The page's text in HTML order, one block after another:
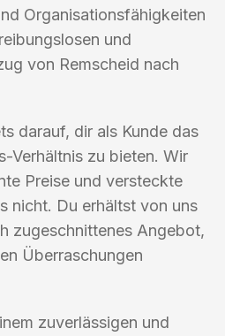
Organisationsfähigkeiten
und
von Remscheid nach
darauf, dir als Kunde das
Verhältnis zu bieten. Wir
Preise und versteckte
nicht. Du erhältst von uns
zugeschnittenes Angebot,
Überraschungen
zuverlässigen und